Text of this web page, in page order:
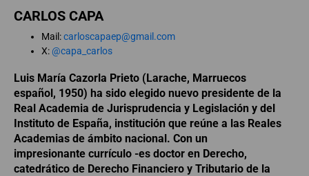
CARLOS CAPA
Mail:carloscapaep@gmail.com
X:@capa_carlos
Luis María Cazorla Prieto (Larache, Marruecos
español, 1950) ha sido elegido nuevo presidente de la
Real Academia de Jurisprudencia y Legislación y del
Instituto de España, institución que reúne a las Reales
Academias de ámbito nacional. Con un
impresionante currículo -es doctor en Derecho,
catedrático de Derecho Financiero y Tributario de la